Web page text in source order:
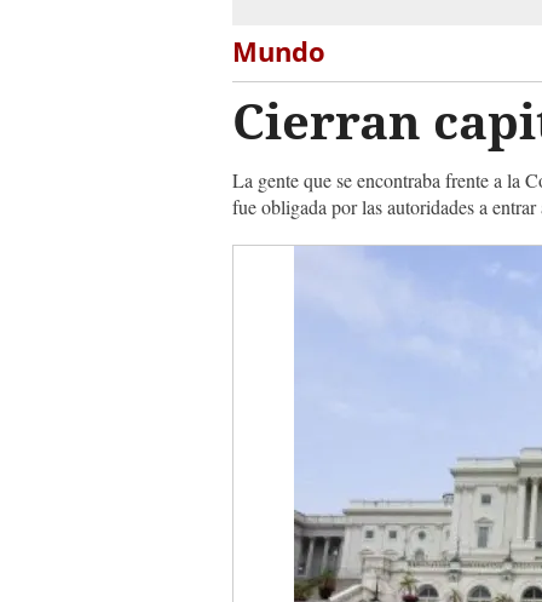
Mundo
Cierran
La gente que se encontraba frente a la
fue obligada por las autoridades a